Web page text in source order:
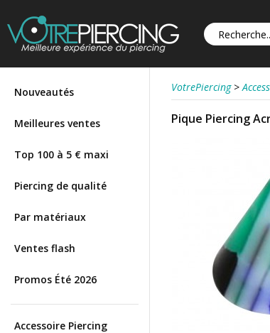
Nouveautés
Meilleures ventes
Top 100 à 5 € maxi
Piercing de qualité
Par matériaux
Ventes flash
Promos Été 2026
Accessoire Piercing
VotrePiercing >
Pique Piercing